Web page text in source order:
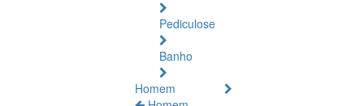
Pediculose
Banho
Homem